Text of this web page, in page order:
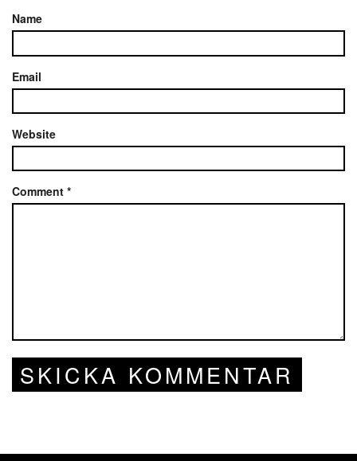
Name
Email
Website
Comment *
SKICKA KOMMENTAR